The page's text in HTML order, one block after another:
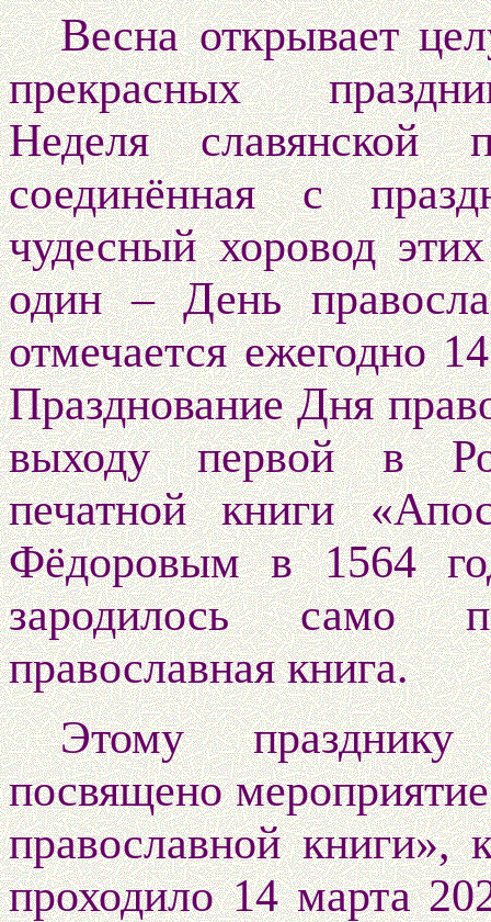
Весна открывает
прекрасных
Неделя славянской
соединённая с
чудесный хоровод
один – День
отмечается ежегодно
Празднование Дня
выходу первой в
печатной книги
Фёдоровым в 1564
зародилось само
православная книга.
Этому
посвящено
православной книги»,
проходило 14 марта